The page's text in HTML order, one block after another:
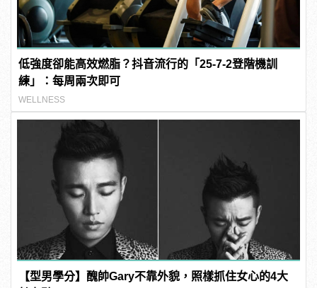
低強度卻能高效燃脂？抖音流行的「25-7-2登階機訓
練」：每周兩次即可
WELLNESS
【型男學分】醜帥Gary不靠外貌，照樣抓住女心的4大